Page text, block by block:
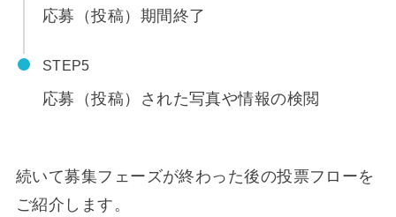
応募（投稿）期間終了
STEP
応募（投稿）された写真や情報の検閲
続いて募集フェーズが終わった後の投票フローを
ご紹介します。